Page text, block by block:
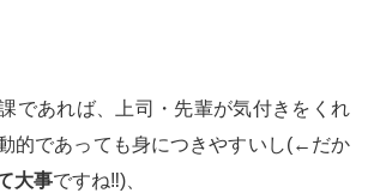
であれば、上司・先輩が気付きをくれ
的であっても身につきやすいし(←だか
大事ですね‼️)、